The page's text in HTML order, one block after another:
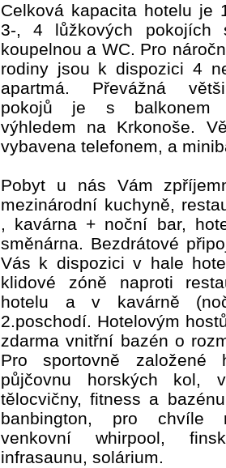
Celková kapacita hotelu je
3-, 4 lůžkových pokojích
koupelnou a WC. Pro
rodiny jsou k dispozici 4
apartmá. Převážná
pokojů je s balkonem
výhledem na Krkonoše.
vybavena telefonem, a
Pobyt u nás Vám
mezinárodní kuchyně,
, kavárna + noční bar,
směnárna. Bezdrátové
Vás k dispozici v hale
klidové zóně naproti
hotelu a v kavárně
2.poschodí. Hotelovým
zdarma vnitřní bazén o
Pro sportovně založené
půjčovnu horských kol,
tělocvičny, fitness a
banbington, pro chvíle
venkovní whirpool,
infrasaunu, solárium.